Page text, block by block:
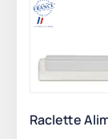
Raclette